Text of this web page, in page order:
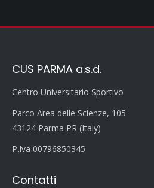
CUS PARMA a.s.d.
Centro Universitario Sportivo
Parco Area delle Scienze, 105
43124 Parma PR (Italy)
P.Iva 00796850345
Contatti